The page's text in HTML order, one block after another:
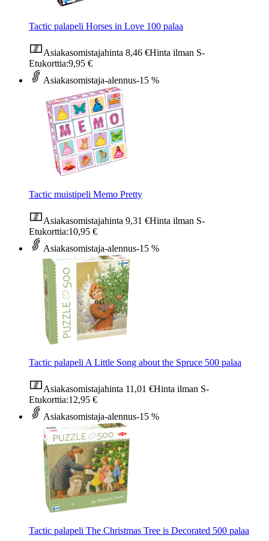
Tactic palapeli Horses in Love 100 palaa
Asiakasomistajahinta 8,46 €Hinta ilman S-
Etukorttia:9,95 €
Asiakasomistaja-alennus-15 %
Tactic muistipeli Memo Pretty
Asiakasomistajahinta 9,31 €Hinta ilman S-
Etukorttia:10,95 €
Asiakasomistaja-alennus-15 %
Tactic palapeli A Little Song about the Spruce 500 palaa
Asiakasomistajahinta 11,01 €Hinta ilman S-
Etukorttia:12,95 €
Asiakasomistaja-alennus-15 %
Tactic palapeli The Christmas Tree is Decorated 500 palaa